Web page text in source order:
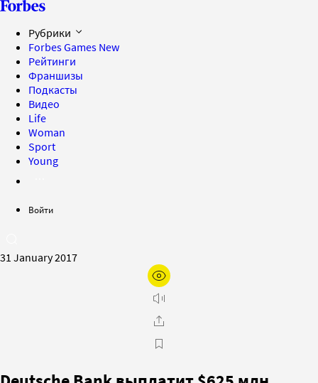
Рубрики
Forbes Games New
Рейтинги
Франшизы
Подкасты
Видео
Life
Woman
Sport
Young
Войти
31 January 2017